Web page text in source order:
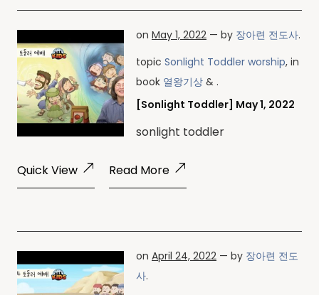
on May 1, 2022 — by 장아련 전도사.
topic Sonlight Toddler worship, in
book 열왕기상 & .
[Sonlight Toddler] May 1, 2022
sonlight toddler
Quick View Read More
on April 24, 2022 — by 장아련 전도
사.